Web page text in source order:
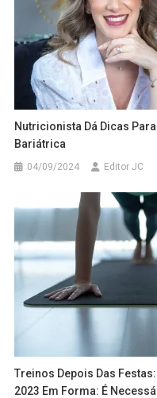
Nutricionista Dá Dicas
Bariátrica
04/09/2024 Editor JC
Treinos Depois Das
2023 Em Forma: É